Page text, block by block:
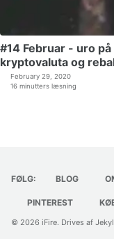
#14 Februar - uro
kryptovaluta og
February 29, 2020
16 minutters læsning
FØLG: BLOG
PINTEREST
© 2026 iFire. Drives af